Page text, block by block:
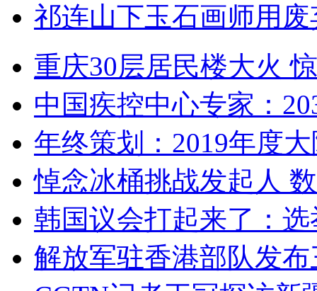
祁连山下玉石画师用
重庆30层居民楼大火
中国疾控中心专家：
年终策划：2019年度
悼念冰桶挑战发起人
韩国议会打起来了：
解放军驻香港部队发